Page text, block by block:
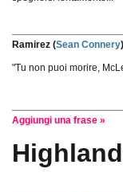
Ramirez (Sean Connery)
"Tu non puoi morire,
Aggiungi una frase »